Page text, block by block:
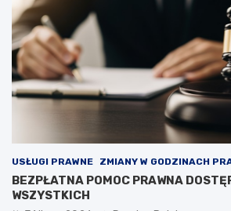
USŁUGI PRAWNE ZMIANY W GODZINACH
BEZPŁATNA POMOC PRAWNA
WSZYSTKICH